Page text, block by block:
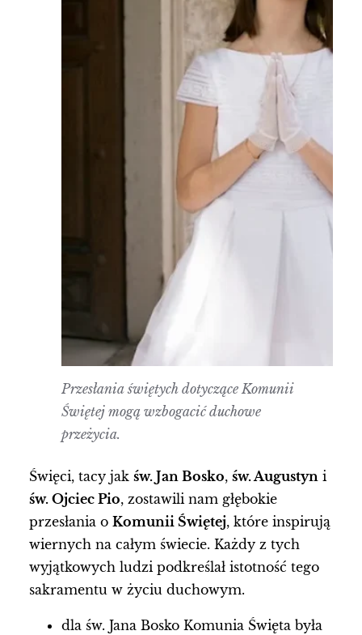
Przesłania świętych dotyczące Komunii
Świętej mogą wzbogacić duchowe
przeżycia.
Święci, tacy jak św. Jan Bosko, św. Augustyn i
św. Ojciec Pio, zostawili nam głębokie
przesłania o Komunii Świętej, które inspirują
wiernych na całym świecie. Każdy z tych
wyjątkowych ludzi podkreślał istotność tego
sakramentu w życiu duchowym.
dla św. Jana Bosko Komunia Święta była